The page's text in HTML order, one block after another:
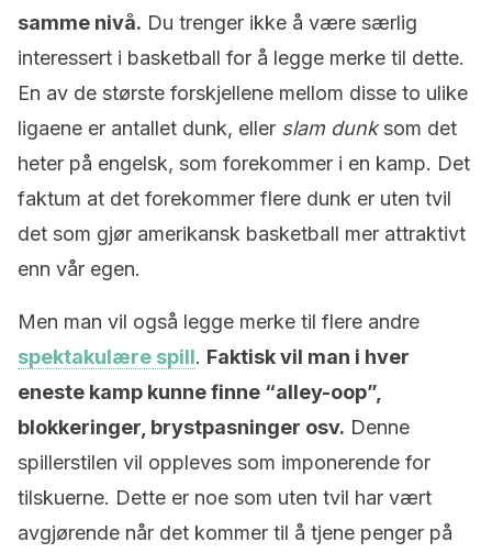
samme nivå. Du trenger ikke å være særlig
interessert i basketball for å legge merke til dette.
En av de største forskjellene mellom disse to ulike
ligaene er antallet dunk, eller slam dunksom det
heter på engelsk, som forekommer i en kamp. Det
faktum at det forekommer flere dunk er uten tvil
det som gjør amerikansk basketball mer attraktivt
enn vår egen.
Men man vil også legge merke til flere andre
spektakulære spill. Faktisk vil man i hver
eneste kamp kunne finne “alley-oop”,
blokkeringer, brystpasninger osv. Denne
spillerstilen vil oppleves som imponerende for
tilskuerne. Dette er noe som uten tvil har vært
avgjørende når det kommer til å tjene penger på